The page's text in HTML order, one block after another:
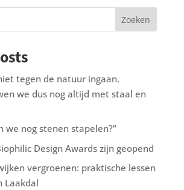
Zoeken
tegen de natuur ingaan.
we dus nog altijd met staal en
we nog stenen stapelen?”
Design Awards zijn geopend
vergroenen: praktische lessen
Laakdal